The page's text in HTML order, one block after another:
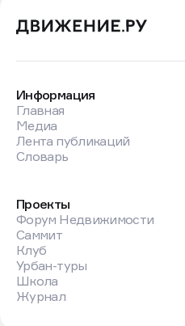
Информация
Главная
Медиа
Лента публикаций
Словарь
Проекты
Форум Недвижимости
Саммит
Клуб
Урбан-туры
Школа
Журнал